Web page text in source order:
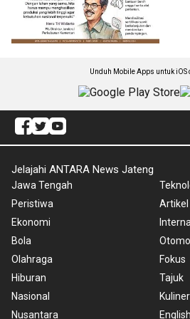
Unduh Mobile Apps untuk iOS
Jelajahi ANTARA News Jateng
Jawa Tengah
Peristiwa
Ekonomi
Bola
Olahraga
Hiburan
Nasional
Nusantara
Artikel
Fokus
Tajuk
Kuliner
English